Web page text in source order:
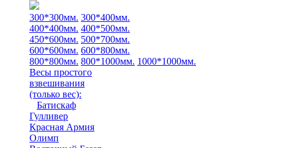
300*300мм. 300*400мм.
400*400мм. 400*500мм.
450*600мм. 500*700мм.
600*600мм. 600*800мм.
800*800мм. 800*1000мм. 1000*1000мм.
Весы простого
взвешивания
(только вес):
Батискаф
Гулливер
Красная Армия
Олимп